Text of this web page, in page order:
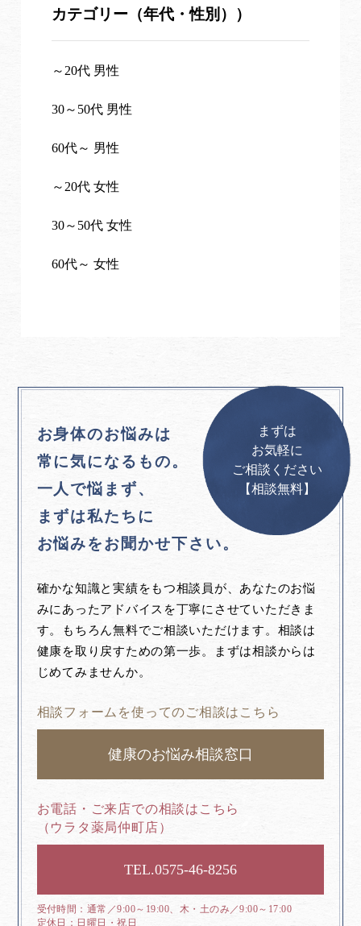
カテゴリー（年代・性別））
～20代 男性
30～50代 男性
60代～ 男性
～20代 女性
30～50代 女性
60代～ 女性
お身体のお悩みは
常に気になるもの。
一人で悩まず、
まずは私たちに
お悩みをお聞かせ下さい。
確かな知識と実績をもつ相談員が、あなたのお悩
みにあったアドバイスを丁寧にさせていただきま
す。もちろん無料でご相談いただけます。相談は
健康を取り戻すための第一歩。まずは相談からは
じめてみませんか。
相談フォームを使ってのご相談はこちら
健康のお悩み相談窓口
お電話・ご来店での相談はこちら
（ウラタ薬局仲町店）
0575-46-8256
通常／9:00～19:00、木・土のみ／9:00～17:00
日曜日・祝日
まずは
お気軽に
ご相談ください
【相談無料】